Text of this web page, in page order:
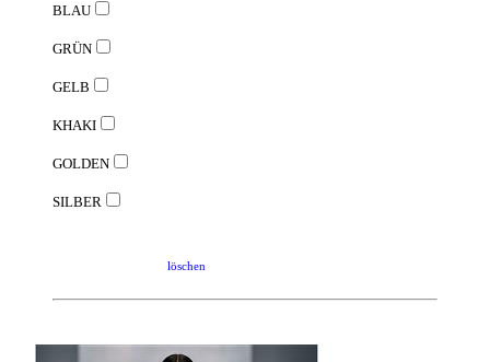
BLAU
GRÜN
GELB
KHAKI
GOLDEN
SILBER
löschen